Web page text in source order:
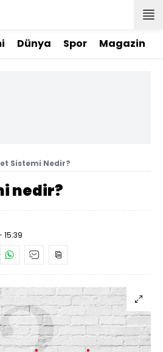
Dünya Spor Magazin
Sistemi Nedir?
nedir?
15:39